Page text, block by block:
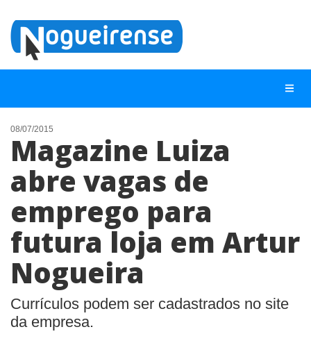
NOTÍCIAS
LISTA DIGITAL
QUEM SOMOS
CONTATO
ANUNCIE
08/07/2015
Magazine Luiza
abre vagas de
emprego para
futura loja em Artur
Nogueira
Currículos podem ser cadastrados no site
da empresa.